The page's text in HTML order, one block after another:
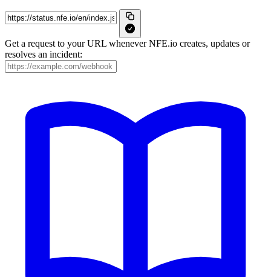
Get a request to your URL whenever NFE.io creates, updates or
resolves an incident: